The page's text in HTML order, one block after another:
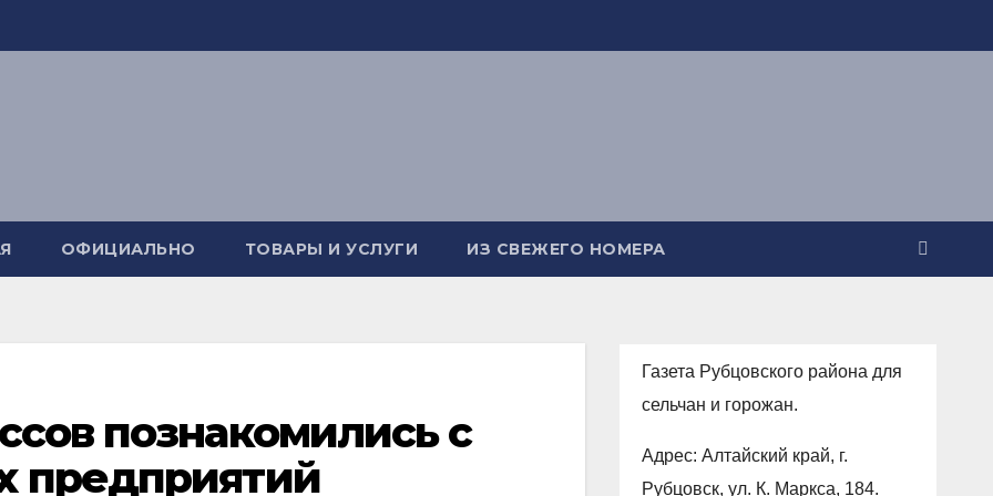
ОФИЦИАЛЬНО ТОВАРЫ И УСЛУГИ ИЗ СВЕЖЕГО НОМЕРА
познакомились с
предприятий
Газета Рубцовского района для
сельчан и горожан.
Адрес: Алтайский край, г.
Рубцовск, ул. К. Маркса, 184.